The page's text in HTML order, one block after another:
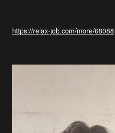
https://relax-job.com/more/68088